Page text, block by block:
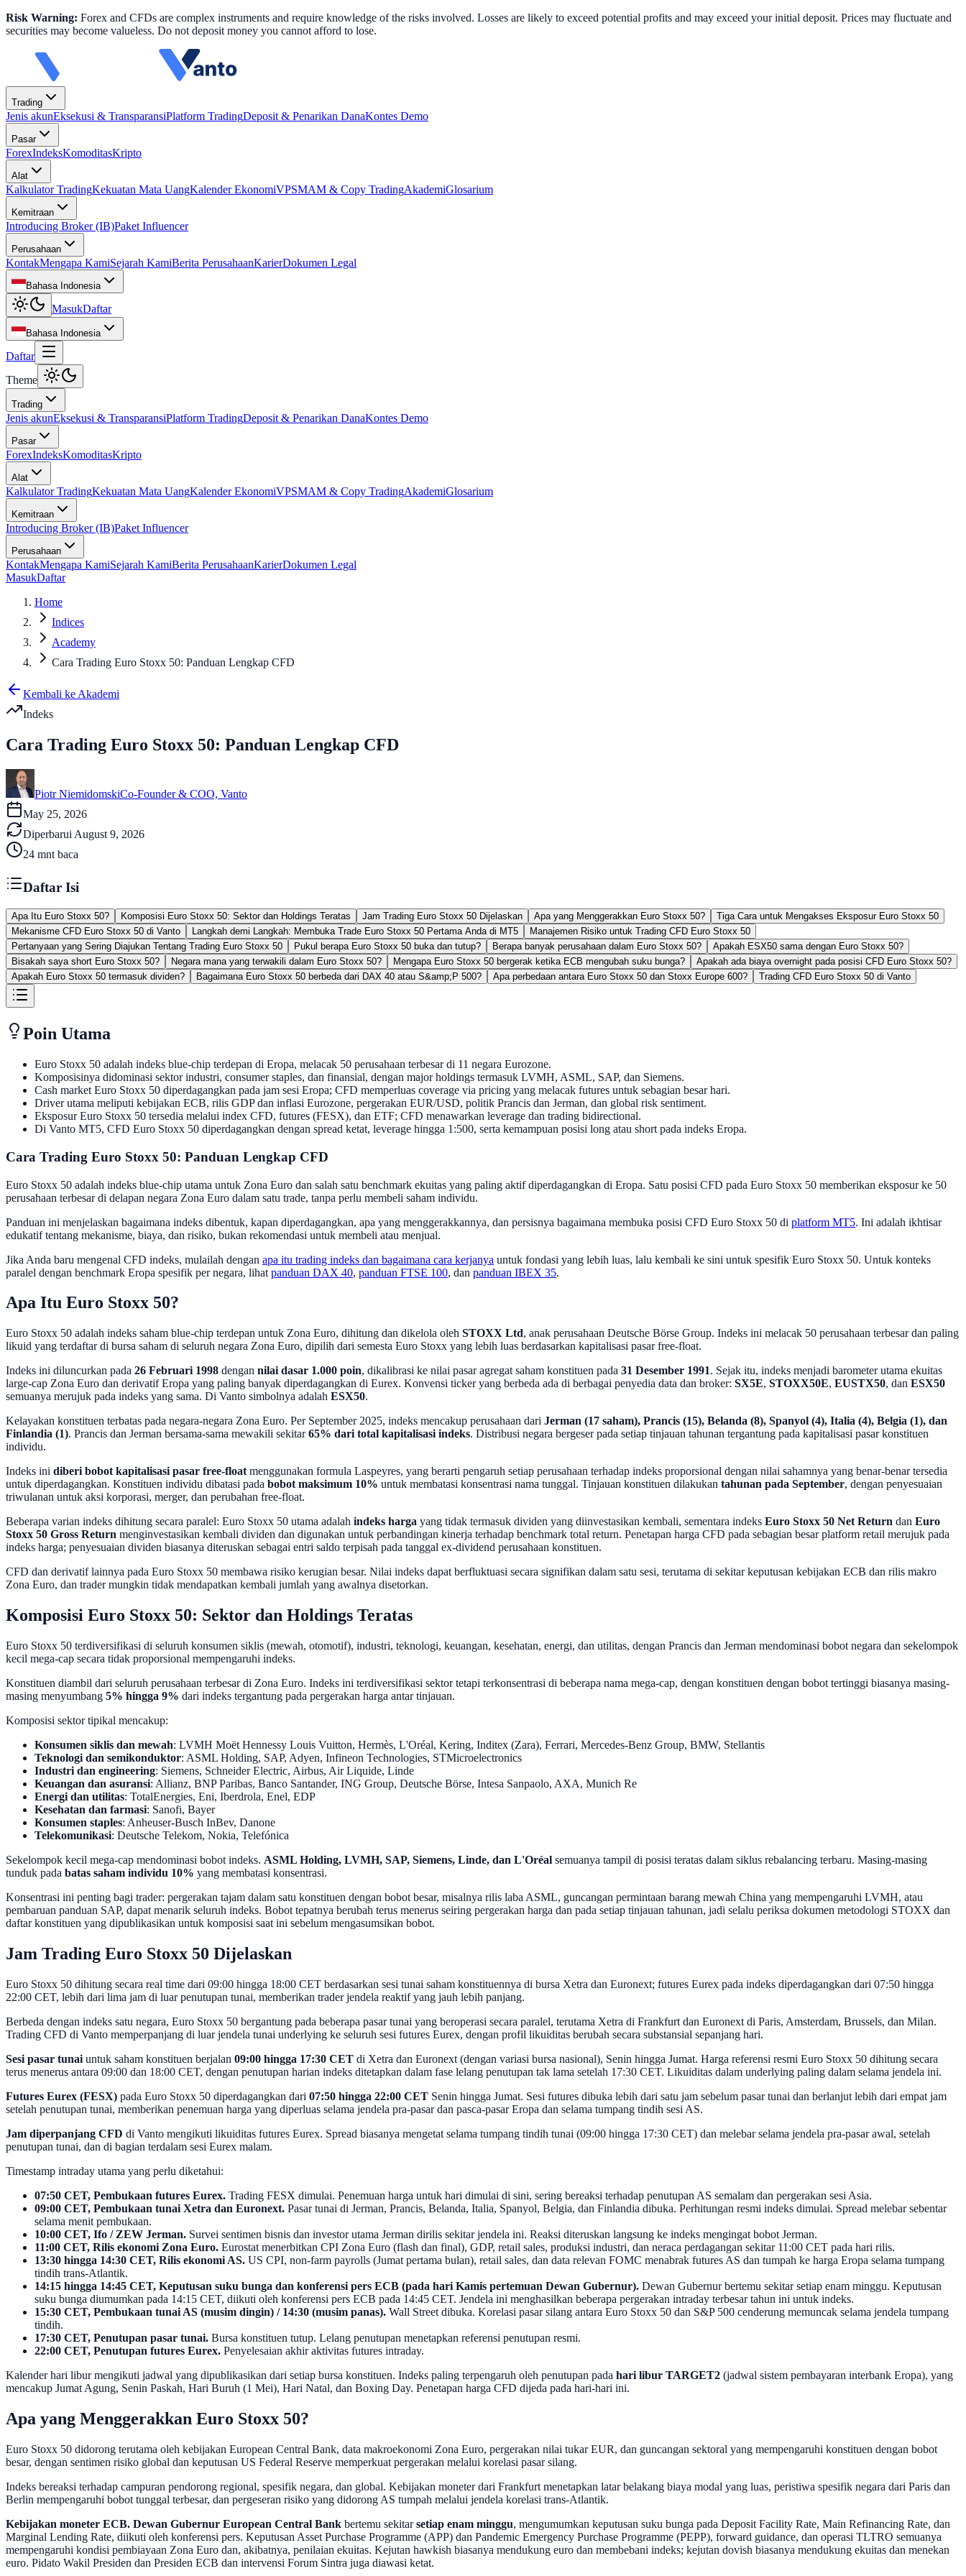
Risk Warning: Forex and CFDs are complex instruments and require knowledge of the risks involved. Losses are likely to exceed potential profits and may exceed your initial deposit. Prices may fluctuate and
securities may become valueless. Do not deposit money you cannot afford to lose.
Trading
Jenis akunEksekusi & TransparansiPlatform TradingDeposit & Penarikan DanaKontes Demo
Pasar
ForexIndeksKomoditasKripto
Alat
Kalkulator TradingKekuatan Mata UangKalender EkonomiVPSMAM & Copy TradingAkademiGlosarium
Kemitraan
Introducing Broker (IB)Paket Influencer
Perusahaan
KontakMengapa KamiSejarah KamiBerita PerusahaanKarierDokumen Legal
Bahasa Indonesia
MasukDaftar
Bahasa Indonesia
Daftar
Theme
Trading
Jenis akunEksekusi & TransparansiPlatform TradingDeposit & Penarikan DanaKontes Demo
Pasar
ForexIndeksKomoditasKripto
Alat
Kalkulator TradingKekuatan Mata UangKalender EkonomiVPSMAM & Copy TradingAkademiGlosarium
Kemitraan
Introducing Broker (IB)Paket Influencer
Perusahaan
KontakMengapa KamiSejarah KamiBerita PerusahaanKarierDokumen Legal
MasukDaftar
Home
Indices
Academy
Cara Trading Euro Stoxx 50: Panduan Lengkap CFD
Kembali ke Akademi
Indeks
Cara Trading Euro Stoxx 50: Panduan Lengkap CFD
Piotr NiemidomskiCo-Founder & COO, Vanto
May 25, 2026
Diperbarui August 9, 2026
24 mnt baca
Daftar Isi
Apa Itu Euro Stoxx 50? Komposisi Euro Stoxx 50: Sektor dan Holdings Teratas Jam Trading Euro Stoxx 50 Dijelaskan Apa yang Menggerakkan Euro Stoxx 50?
Tiga Cara untuk Mengakses Eksposur Euro Stoxx 50
Mekanisme CFD Euro Stoxx 50 di Vanto
Langkah demi Langkah: Membuka Trade Euro Stoxx 50 Pertama Anda di MT5
Manajemen Risiko untuk Trading CFD Euro Stoxx 50
Pertanyaan yang Sering Diajukan Tentang Trading Euro Stoxx 50
Pukul berapa Euro Stoxx 50 buka dan tutup? Berapa banyak perusahaan dalam Euro Stoxx 50?
Apakah ESX50 sama dengan Euro Stoxx 50?
Bisakah saya short Euro Stoxx 50?
Negara mana yang terwakili dalam Euro Stoxx 50? Mengapa Euro Stoxx 50 bergerak ketika ECB mengubah suku bunga?
Apakah ada biaya overnight pada posisi CFD Euro Stoxx 50?
Apakah Euro Stoxx 50 termasuk dividen?
Bagaimana Euro Stoxx 50 berbeda dari DAX 40 atau S&amp;P 500? Apa perbedaan antara Euro Stoxx 50 dan Stoxx Europe 600? Trading CFD Euro Stoxx 50 di Vanto
Poin Utama
Euro Stoxx 50 adalah indeks blue-chip terdepan di Eropa, melacak 50 perusahaan terbesar di 11 negara Eurozone.
Komposisinya didominasi sektor industri, consumer staples, dan finansial, dengan major holdings termasuk LVMH, ASML, SAP, dan Siemens.
Cash market Euro Stoxx 50 diperdagangkan pada jam sesi Eropa; CFD memperluas coverage via pricing yang melacak futures untuk sebagian besar hari.
Driver utama meliputi kebijakan ECB, rilis GDP dan inflasi Eurozone, pergerakan EUR/USD, politik Prancis dan Jerman, dan global risk sentiment.
Eksposur Euro Stoxx 50 tersedia melalui index CFD, futures (FESX), dan ETF; CFD menawarkan leverage dan trading bidirectional.
Di Vanto MT5, CFD Euro Stoxx 50 diperdagangkan dengan spread ketat, leverage hingga 1:500, serta kemampuan posisi long atau short pada indeks Eropa.
Cara Trading Euro Stoxx 50: Panduan Lengkap CFD
Euro Stoxx 50 adalah indeks blue-chip utama untuk Zona Euro dan salah satu benchmark ekuitas yang paling aktif diperdagangkan di Eropa. Satu posisi CFD pada Euro Stoxx 50 memberikan eksposur ke 50
perusahaan terbesar di delapan negara Zona Euro dalam satu trade, tanpa perlu membeli saham individu.
Panduan ini menjelaskan bagaimana indeks dibentuk, kapan diperdagangkan, apa yang menggerakkannya, dan persisnya bagaimana membuka posisi CFD Euro Stoxx 50 di platform MT5. Ini adalah ikhtisar
edukatif tentang mekanisme, biaya, dan risiko, bukan rekomendasi untuk membeli atau menjual.
Jika Anda baru mengenal CFD indeks, mulailah dengan apa itu trading indeks dan bagaimana cara kerjanya untuk fondasi yang lebih luas, lalu kembali ke sini untuk spesifik Euro Stoxx 50. Untuk konteks
paralel dengan benchmark Eropa spesifik per negara, lihat panduan DAX 40, panduan FTSE 100, dan panduan IBEX 35.
Apa Itu Euro Stoxx 50?
Euro Stoxx 50 adalah indeks saham blue-chip terdepan untuk Zona Euro, dihitung dan dikelola oleh STOXX Ltd, anak perusahaan Deutsche Börse Group. Indeks ini melacak 50 perusahaan terbesar dan paling
likuid yang terdaftar di bursa saham di seluruh negara Zona Euro, dipilih dari semesta Euro Stoxx yang lebih luas berdasarkan kapitalisasi pasar free-float.
Indeks ini diluncurkan pada 26 Februari 1998 dengan nilai dasar 1.000 poin, dikalibrasi ke nilai pasar agregat saham konstituen pada 31 Desember 1991. Sejak itu, indeks menjadi barometer utama ekuitas
large-cap Zona Euro dan derivatif Eropa yang paling banyak diperdagangkan di Eurex. Konvensi ticker yang berbeda ada di berbagai penyedia data dan broker: SX5E, STOXX50E, EUSTX50, dan ESX50
semuanya merujuk pada indeks yang sama. Di Vanto simbolnya adalah ESX50.
Kelayakan konstituen terbatas pada negara-negara Zona Euro. Per September 2025, indeks mencakup perusahaan dari Jerman (17 saham), Prancis (15), Belanda (8), Spanyol (4), Italia (4), Belgia (1), dan
Finlandia (1). Prancis dan Jerman bersama-sama mewakili sekitar65% dari total kapitalisasi indeks. Distribusi negara bergeser pada setiap tinjauan tahunan tergantung pada kapitalisasi pasar konstituen
individu.
Indeks ini diberi bobot kapitalisasi pasar free-float menggunakan formula Laspeyres, yang berarti pengaruh setiap perusahaan terhadap indeks proporsional dengan nilai sahamnya yang benar-benar tersedia
untuk diperdagangkan. Konstituen individu dibatasi pada bobot maksimum 10% untuk membatasi konsentrasi nama tunggal. Tinjauan konstituen dilakukan tahunan pada September, dengan penyesuaian
triwulanan untuk aksi korporasi, merger, dan perubahan free-float.
Beberapa varian indeks dihitung secara paralel: Euro Stoxx 50 utama adalah indeks harga yang tidak termasuk dividen yang diinvestasikan kembali, sementara indeks Euro Stoxx 50 Net Return dan Euro
Stoxx 50 Gross Return menginvestasikan kembali dividen dan digunakan untuk perbandingan kinerja terhadap benchmark total return. Penetapan harga CFD pada sebagian besar platform retail merujuk pada
indeks harga; penyesuaian dividen biasanya diteruskan sebagai entri saldo terpisah pada tanggal ex-dividend perusahaan konstituen.
CFD dan derivatif lainnya pada Euro Stoxx 50 membawa risiko kerugian besar. Nilai indeks dapat berfluktuasi secara signifikan dalam satu sesi, terutama di sekitar keputusan kebijakan ECB dan rilis makro
Zona Euro, dan trader mungkin tidak mendapatkan kembali jumlah yang awalnya disetorkan.
Komposisi Euro Stoxx 50: Sektor dan Holdings Teratas
Euro Stoxx 50 terdiversifikasi di seluruh konsumen siklis (mewah, otomotif), industri, teknologi, keuangan, kesehatan, energi, dan utilitas, dengan Prancis dan Jerman mendominasi bobot negara dan sekelompok
kecil mega-cap secara tidak proporsional mempengaruhi indeks.
Konstituen diambil dari seluruh perusahaan terbesar di Zona Euro. Indeks ini terdiversifikasi sektor tetapi terkonsentrasi di beberapa nama mega-cap, dengan konstituen dengan bobot tertinggi biasanya masing-
masing menyumbang 5% hingga 9% dari indeks tergantung pada pergerakan harga antar tinjauan.
Komposisi sektor tipikal mencakup:
Konsumen siklis dan mewah: LVMH Moët Hennessy Louis Vuitton, Hermès, L'Oréal, Kering, Inditex (Zara), Ferrari, Mercedes-Benz Group, BMW, Stellantis
Teknologi dan semikonduktor: ASML Holding, SAP, Adyen, Infineon Technologies, STMicroelectronics
Industri dan engineering: Siemens, Schneider Electric, Airbus, Air Liquide, Linde
Keuangan dan asuransi: Allianz, BNP Paribas, Banco Santander, ING Group, Deutsche Börse, Intesa Sanpaolo, AXA, Munich Re
Energi dan utilitas: TotalEnergies, Eni, Iberdrola, Enel, EDP
Kesehatan dan farmasi: Sanofi, Bayer
Konsumen staples: Anheuser-Busch InBev, Danone
Telekomunikasi: Deutsche Telekom, Nokia, Telefónica
Sekelompok kecil mega-cap mendominasi bobot indeks. ASML Holding, LVMH, SAP, Siemens, Linde, dan L'Oréal semuanya tampil di posisi teratas dalam siklus rebalancing terbaru. Masing-masing
tunduk pada batas saham individu 10% yang membatasi konsentrasi.
Konsentrasi ini penting bagi trader: pergerakan tajam dalam satu konstituen dengan bobot besar, misalnya rilis laba ASML, guncangan permintaan barang mewah China yang mempengaruhi LVMH, atau
pembaruan panduan SAP, dapat menarik seluruh indeks. Bobot tepatnya berubah terus menerus seiring pergerakan harga dan pada setiap tinjauan tahunan, jadi selalu periksa dokumen metodologi STOXX dan
daftar konstituen yang dipublikasikan untuk komposisi saat ini sebelum mengasumsikan bobot.
Jam Trading Euro Stoxx 50 Dijelaskan
Euro Stoxx 50 dihitung secara real time dari 09:00 hingga 18:00 CET berdasarkan sesi tunai saham konstituennya di bursa Xetra dan Euronext; futures Eurex pada indeks diperdagangkan dari 07:50 hingga
22:00 CET, lebih dari lima jam di luar penutupan tunai, memberikan trader jendela reaktif yang jauh lebih panjang.
Berbeda dengan indeks satu negara, Euro Stoxx 50 bergantung pada beberapa pasar tunai yang beroperasi secara paralel, terutama Xetra di Frankfurt dan Euronext di Paris, Amsterdam, Brussels, dan Milan.
Trading CFD di Vanto memperpanjang di luar jendela tunai underlying ke seluruh sesi futures Eurex, dengan profil likuiditas berubah secara substansial sepanjang hari.
Sesi pasar tunai untuk saham konstituen berjalan 09:00 hingga 17:30 CET di Xetra dan Euronext (dengan variasi bursa nasional), Senin hingga Jumat. Harga referensi resmi Euro Stoxx 50 dihitung secara
terus menerus antara 09:00 dan 18:00 CET, dengan penutupan harian indeks ditetapkan dalam fase lelang penutupan tak lama setelah 17:30 CET. Likuiditas dalam underlying paling dalam selama jendela ini.
Futures Eurex (FESX) pada Euro Stoxx 50 diperdagangkan dari 07:50 hingga 22:00 CET Senin hingga Jumat. Sesi futures dibuka lebih dari satu jam sebelum pasar tunai dan berlanjut lebih dari empat jam
setelah penutupan tunai, memberikan penemuan harga yang diperluas selama jendela pra-pasar dan pasca-pasar Eropa dan selama tumpang tindih sesi AS.
Jam diperpanjang CFD di Vanto mengikuti likuiditas futures Eurex. Spread biasanya mengetat selama tumpang tindih tunai (09:00 hingga 17:30 CET) dan melebar selama jendela pra-pasar awal, setelah
penutupan tunai, dan di bagian terdalam sesi Eurex malam.
Timestamp intraday utama yang perlu diketahui:
07:50 CET, Pembukaan futures Eurex. Trading FESX dimulai. Penemuan harga untuk hari dimulai di sini, sering bereaksi terhadap penutupan AS semalam dan pergerakan sesi Asia.
09:00 CET, Pembukaan tunai Xetra dan Euronext. Pasar tunai di Jerman, Prancis, Belanda, Italia, Spanyol, Belgia, dan Finlandia dibuka. Perhitungan resmi indeks dimulai. Spread melebar sebentar
selama menit pembukaan.
10:00 CET, Ifo / ZEW Jerman. Survei sentimen bisnis dan investor utama Jerman dirilis sekitar jendela ini. Reaksi diteruskan langsung ke indeks mengingat bobot Jerman.
11:00 CET, Rilis ekonomi Zona Euro. Eurostat menerbitkan CPI Zona Euro (flash dan final), GDP, retail sales, produksi industri, dan neraca perdagangan sekitar 11:00 CET pada hari rilis.
13:30 hingga 14:30 CET, Rilis ekonomi AS. US CPI, non-farm payrolls (Jumat pertama bulan), retail sales, dan data relevan FOMC menabrak futures AS dan tumpah ke harga Eropa selama tumpang
tindih trans-Atlantik.
14:15 hingga 14:45 CET, Keputusan suku bunga dan konferensi pers ECB (pada hari Kamis pertemuan Dewan Gubernur). Dewan Gubernur bertemu sekitar setiap enam minggu. Keputusan
suku bunga diumumkan pada 14:15 CET, diikuti oleh konferensi pers ECB pada 14:45 CET. Jendela ini menghasilkan beberapa pergerakan intraday terbesar tahun ini untuk indeks.
15:30 CET, Pembukaan tunai AS (musim dingin) / 14:30 (musim panas). Wall Street dibuka. Korelasi pasar silang antara Euro Stoxx 50 dan S&P 500 cenderung memuncak selama jendela tumpang
tindih.
17:30 CET, Penutupan pasar tunai. Bursa konstituen tutup. Lelang penutupan menetapkan referensi penutupan resmi.
22:00 CET, Penutupan futures Eurex. Penyelesaian akhir aktivitas futures intraday.
Kalender hari libur mengikuti jadwal yang dipublikasikan dari setiap bursa konstituen. Indeks paling terpengaruh oleh penutupan pada hari libur TARGET2 (jadwal sistem pembayaran interbank Eropa), yang
mencakup Jumat Agung, Senin Paskah, Hari Buruh (1 Mei), Hari Natal, dan Boxing Day. Penetapan harga CFD dijeda pada hari-hari ini.
Apa yang Menggerakkan Euro Stoxx 50?
Euro Stoxx 50 didorong terutama oleh kebijakan European Central Bank, data makroekonomi Zona Euro, pergerakan nilai tukar EUR, dan guncangan sektoral yang mempengaruhi konstituen dengan bobot
besar, dengan sentimen risiko global dan keputusan US Federal Reserve memperkuat pergerakan melalui korelasi pasar silang.
Indeks bereaksi terhadap campuran pendorong regional, spesifik negara, dan global. Kebijakan moneter dari Frankfurt menetapkan latar belakang biaya modal yang luas, peristiwa spesifik negara dari Paris dan
Berlin mempengaruhi bobot tunggal terbesar, dan pergeseran risiko yang didorong AS tumpah melalui jendela korelasi trans-Atlantik.
Kebijakan moneter ECB. Dewan Gubernur European Central Bank bertemu sekitarsetiap enam minggu, mengumumkan keputusan suku bunga pada Deposit Facility Rate, Main Refinancing Rate, dan
Marginal Lending Rate, diikuti oleh konferensi pers. Keputusan Asset Purchase Programme (APP) dan Pandemic Emergency Purchase Programme (PEPP), forward guidance, dan operasi TLTRO semuanya
mempengaruhi kondisi pembiayaan Zona Euro dan, akibatnya, penilaian ekuitas. Kejutan hawkish biasanya mendukung euro dan membebani indeks; kejutan dovish biasanya mendukung ekuitas dan menekan
euro. Pidato Wakil Presiden dan Presiden ECB dan intervensi Forum Sintra juga diawasi ketat.